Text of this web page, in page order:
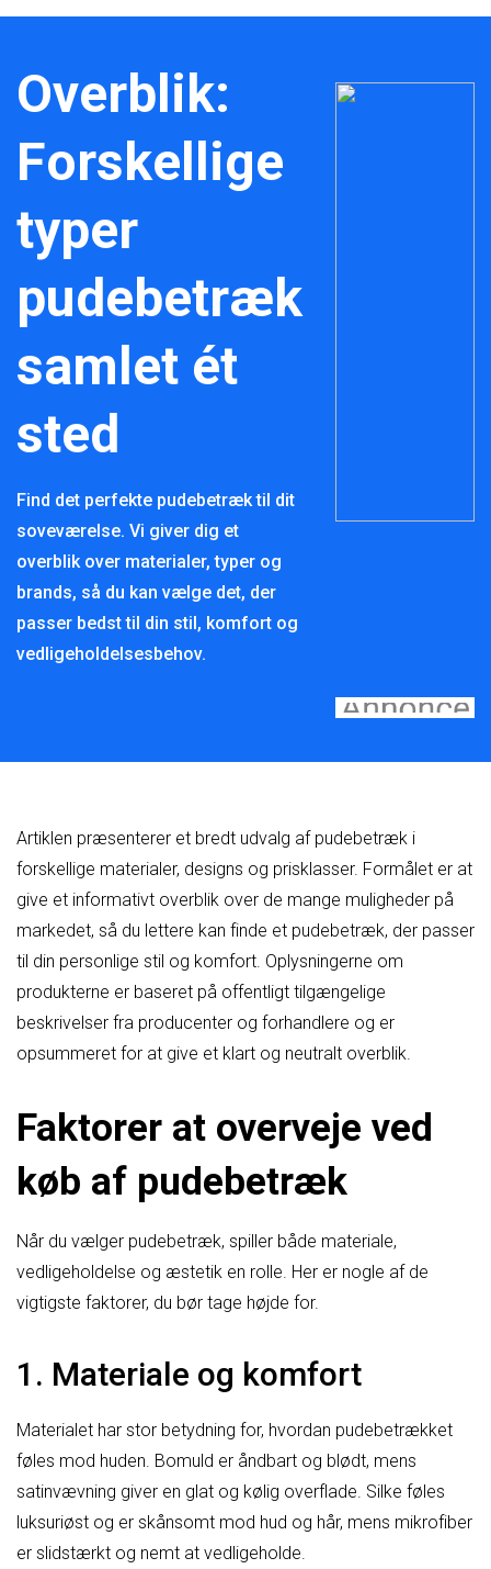
Overblik:
Forskellige
typer
pudebetræk
samlet ét
sted
Find det perfekte pudebetræk til dit
soveværelse. Vi giver dig et
overblik over materialer, typer og
brands, så du kan vælge det, der
passer bedst til din stil, komfort og
vedligeholdelsesbehov.
Artiklen præsenterer et bredt udvalg af pudebetræk i
forskellige materialer, designs og prisklasser. Formålet er at
give et informativt overblik over de mange muligheder på
markedet, så du lettere kan finde et pudebetræk, der passer
til din personlige stil og komfort. Oplysningerne om
produkterne er baseret på offentligt tilgængelige
beskrivelser fra producenter og forhandlere og er
opsummeret for at give et klart og neutralt overblik.
Faktorer at overveje ved
køb af pudebetræk
Når du vælger pudebetræk, spiller både materiale,
vedligeholdelse og æstetik en rolle. Her er nogle af de
vigtigste faktorer, du bør tage højde for.
1. Materiale og komfort
Materialet har stor betydning for, hvordan pudebetrækket
føles mod huden. Bomuld er åndbart og blødt, mens
satinvævning giver en glat og kølig overflade. Silke føles
luksuriøst og er skånsomt mod hud og hår, mens mikrofiber
er slidstærkt og nemt at vedligeholde.